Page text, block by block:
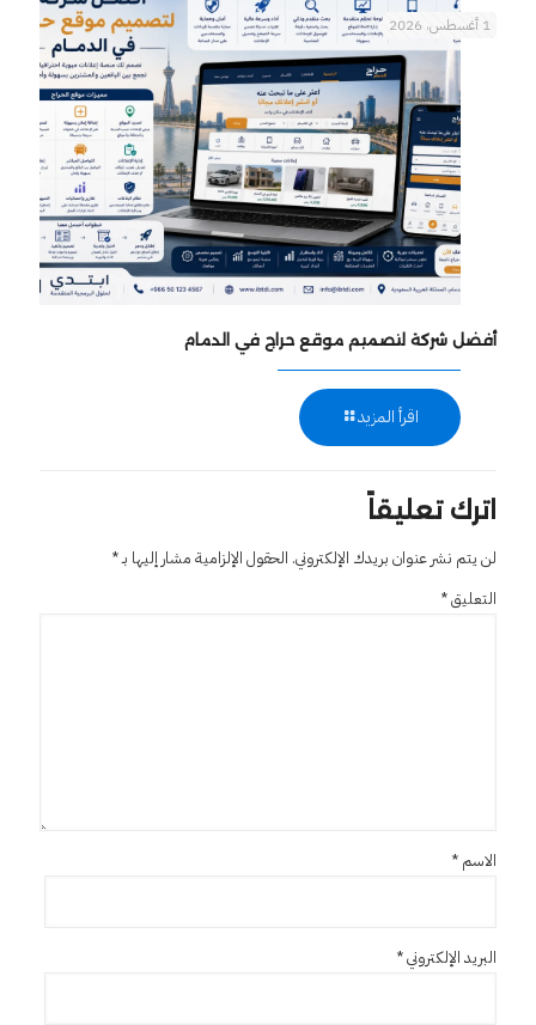
1 أغسطس، 2026
أفضل شركة لتصميم موقع حراج في الدمام
اقرأ المزيد
اترك تعليقاً
لن يتم نشر عنوان بريدك الإلكتروني. الحقول الإلزامية مشار إليها بـ*
التعليق*
الاسم *
البريد الإلكتروني*